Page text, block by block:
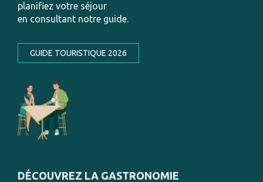
planifiez votre séjour
en consultant notre guide.
GUIDE TOURISTIQUE 2026
DÉCOUVREZ LA GASTRONOMIE